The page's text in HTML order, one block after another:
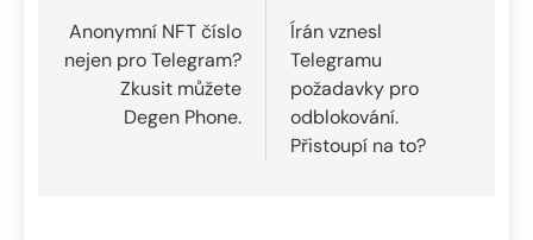
pro
příspěvek
Anonymní NFT číslo
nejen pro Telegram?
Zkusit můžete
Degen Phone.
Írán vznesl
Telegramu
požadavky pro
odblokování.
Přistoupí na to?